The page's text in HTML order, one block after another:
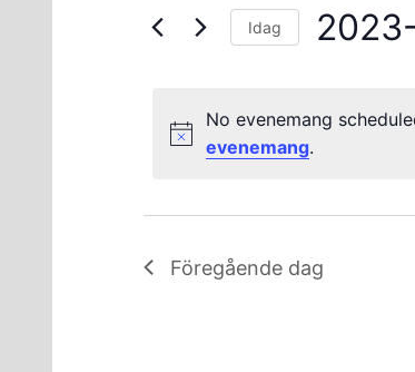
27
2023No evenemang
evenemang.
Views
Evenemang
Idag
Föregående dag